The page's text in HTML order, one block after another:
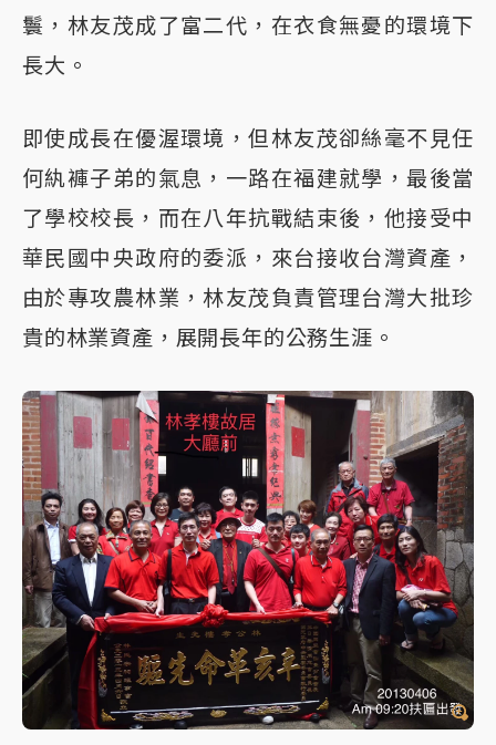
鬟，林友茂成了富二代，在衣食無憂的環境下
長大。
即使成長在優渥環境，但林友茂卻絲毫不見任
何紈褲子弟的氣息，一路在福建就學，最後當
了學校校長，而在八年抗戰結束後，他接受中
華民國中央政府的委派，來台接收台灣資產，
由於專攻農林業，林友茂負責管理台灣大批珍
貴的林業資產，展開長年的公務生涯。